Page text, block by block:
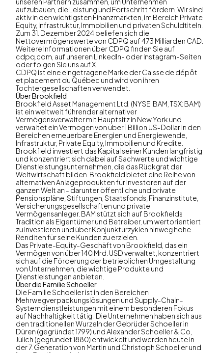
aufzubauen, die Leistung und Fortschritt fördern. Wir sind
aktiv in den wichtigsten Finanzmärkten, im Bereich Private
Equity, Infrastruktur, Immobilien und privaten Schuldtiteln.
Zum 31. Dezember 2024 beliefen sich die
Nettovermögenswerte von CDPQ auf 473 Milliarden CAD.
Weitere Informationen über CDPQ finden Sie auf
cdpq.com, auf unseren LinkedIn- oder Instagram-Seiten
oder folgen Sie uns auf X.
CDPQ ist eine eingetragene Marke der Caisse de dépôt
et placement du Québec und wird von ihren
Tochtergesellschaften verwendet.
Über Brookfield
Brookfield Asset Management Ltd. (NYSE: BAM, TSX: BAM)
ist ein weltweit führender alternativer
Vermögensverwalter mit Hauptsitz in New York und
verwaltet ein Vermögen von über 1 Billion US-Dollar in den
Bereichen erneuerbare Energien und Energiewende,
Infrastruktur, Private Equity, Immobilien und Kredite.
Brookfield investiert das Kapital seiner Kunden langfristig
und konzentriert sich dabei auf Sachwerte und wichtige
Dienstleistungsunternehmen, die das Rückgrat der
Weltwirtschaft bilden. Brookfield bietet eine Reihe von
alternativen Anlageprodukten für Investoren auf der
ganzen Welt an - darunter öffentliche und private
Pensionspläne, Stiftungen, Staatsfonds, Finanzinstitute,
Versicherungsgesellschaften und private
Vermögensanleger. BAM stützt sich auf Brookfields
Tradition als Eigentümer und Betreiber, um wertorientiert
zu investieren und über Konjunkturzyklen hinweg hohe
Renditen für seine Kunden zu erzielen.
Das Private-Equity-Geschäft von Brookfield, das ein
Vermögen von über 140 Mrd. USD verwaltet, konzentriert
sich auf die Förderung der betrieblichen Umgestaltung
von Unternehmen, die wichtige Produkte und
Dienstleistungen anbieten.
Über die Familie Schoeller
Die Familie Schoeller ist in den Bereichen
Mehrwegverpackungslösungen und Supply-Chain-
Systemdienstleistungen mit einem besonderen Fokus
auf Nachhaltigkeit tätig. Die Unternehmen haben sich aus
den traditionellen Wurzeln der Gebrüder Schoeller in
Düren (gegründet 1799) und Alexander Schoeller & Co,
Jülich (gegründet 1880) entwickelt und werden heute in
der 7. Generation von Martin und Christoph Schoeller und